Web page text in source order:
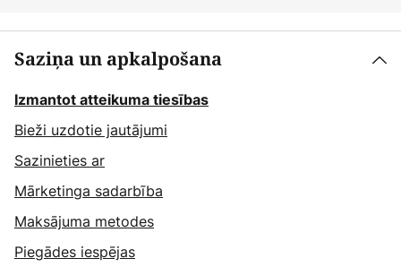
Saziņa un apkalpošana
Izmantot atteikuma tiesības
Bieži uzdotie jautājumi
Sazinieties ar
Mārketinga sadarbība
Maksājuma metodes
Piegādes iespējas